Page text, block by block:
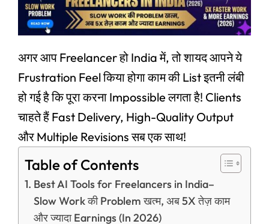
अगर आप Freelancer हो India में, तो शायद आपने ये
Frustration Feel किया होगा काम की List इतनी लंबी
हो गई है कि पूरा करना Impossible लगता है! Clients
चाहते हैं Fast Delivery, High-Quality Output
और Multiple Revisions सब एक साथ!
Table of Contents
Best AI Tools for Freelancers in India–
Slow Work की Problem खत्म, अब 5X तेज़ काम
और ज्यादा Earnings (In 2026)